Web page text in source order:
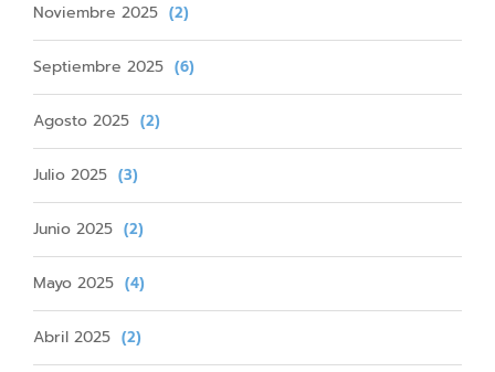
Noviembre 2025 (2)
Septiembre 2025 (6)
Agosto 2025 (2)
Julio 2025 (3)
Junio 2025 (2)
Mayo 2025 (4)
Abril 2025 (2)